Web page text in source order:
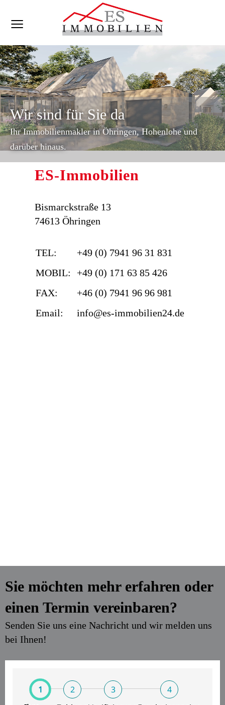
Wir sind für Sie da
Ihr Immobilienmakler in Öhringen, Hohenlohe und
darüber hinaus.
ES-Immobilien
Bismarckstraße 13
74613 Öhringen
TEL:
+49 (0) 7941 96 31 831
MOBIL:
+49 (0) 171 63 85 426
FAX:
+46 (0) 7941 96 96 981
Email:
info@es-immobilien24.de
Sie möchten mehr erfahren oder
einen Termin vereinbaren?
Senden Sie uns eine Nachricht und wir melden uns
bei Ihnen!